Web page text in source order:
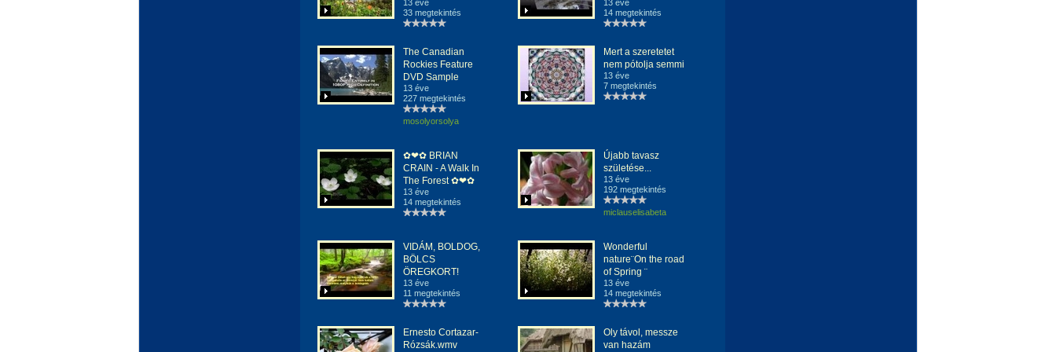
13 éve
33 megtekintés
13 éve
14 megtekintés
The Canadian
Rockies Feature
DVD Sample
13 éve
227 megtekintés
mosolyorsolya
Mert a szeretetet
nem pótolja semmi
13 éve
7 megtekintés
✿❤✿ BRIAN
CRAIN - A Walk In
The Forest ✿❤✿
13 éve
14 megtekintés
Újabb tavasz
születése...
13 éve
192 megtekintés
miclauselisabeta
VIDÁM, BOLDOG,
BÖLCS
ÖREGKORT!
13 éve
11 megtekintés
Wonderful
nature¨On the road
of Spring ¨
13 éve
14 megtekintés
Ernesto Cortazar-
Rózsák.wmv
Oly távol, messze
van hazám